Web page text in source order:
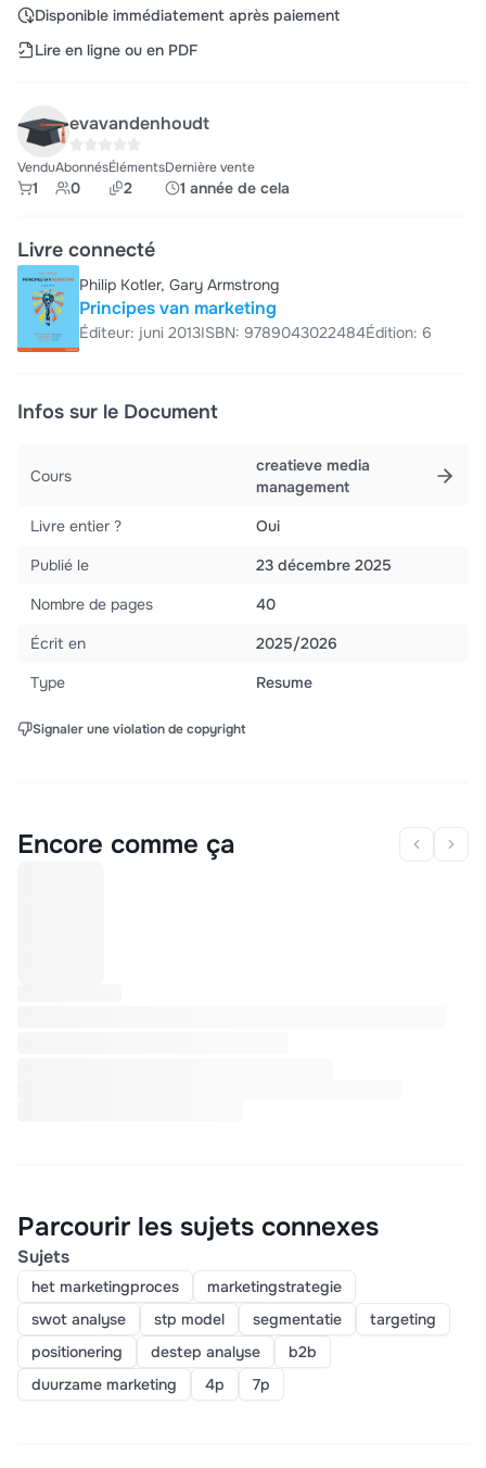
Disponible immédiatement après paiement
Lire en ligne ou en PDF
evavandenhoudt
Vendu
1
Abonnés
0
Éléments
2
Dernière vente
1 année de cela
Livre connecté
Philip Kotler, Gary Armstrong
Principes van marketing
Éditeur: juni 2013ISBN: 9789043022484Édition: 6
Infos sur le Document
Cours
creatieve media
management
Livre entier ?
Oui
Publié le
23 décembre 2025
Nombre de pages
40
Écrit en
2025/2026
Type
Resume
Signaler une violation de copyright
Encore comme ça
Parcourir les sujets connexes
Sujets
het marketingproces
marketingstrategie
swot analyse
stp model segmentatie
targeting
positionering
destep analyse
b2b
duurzame marketing
4p 7p